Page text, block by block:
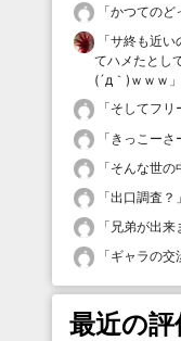
「かつてのど
「サ終も近い
てハメたとし
(´д｀)ｗｗｗ 」
「そしてフリ
「 きっこーさ
「そんな世の
「出口調査？ 」
「 兄弟が出来
「ギャラの交
最近の